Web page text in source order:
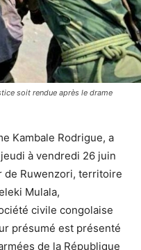
soit rendue après le drame
Kambale Rodrigue, a
à vendredi 26 juin
de Ruwenzori, territoire
Mulala,
civile congolaise
présumé est présenté
de la République